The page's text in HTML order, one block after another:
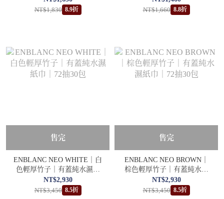
NT$1,830 8.9折
NT$1,660 8.8折
售完
ENBLANC NEO WHITE｜白
色輕厚竹子｜有蓋純水濕紙
巾｜72抽30包
NT$2,930
NT$3,450 8.5折
售完
ENBLANC NEO BROWN｜
棕色輕厚竹子｜有蓋純水濕
紙巾｜72抽30包
NT$2,930
NT$3,450 8.5折